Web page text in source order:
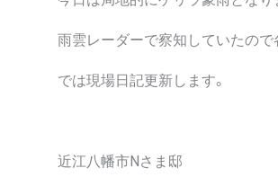
雨雲レーダーで察知していたの
では現場日記更新します。
近江八幡市Nさま邸